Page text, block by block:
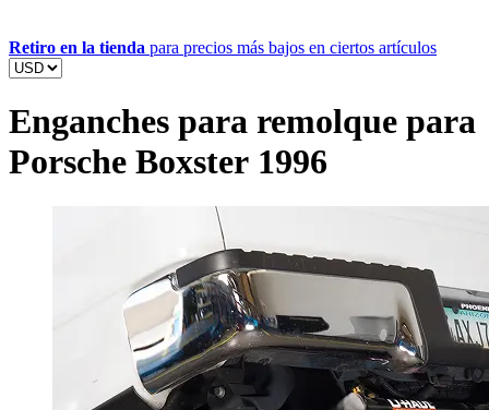
Retiro en la tienda para precios más bajos en ciertos artículos
Enganches para remolque para
Porsche Boxster 1996